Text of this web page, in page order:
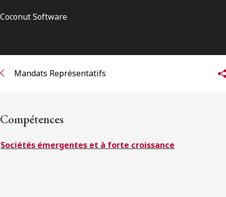
Réseau des anciens d’Osler
S’abonner
Coconut Software
Mandats Représentatifs
Compétences
Sociétés émergentes et à forte croissance